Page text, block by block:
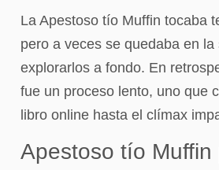
La Apestoso tío Muffin tocaba
pero a veces se quedaba en la
explorarlos a fondo. En
fue un proceso lento, uno que
libro online​ hasta el clímax
Apestoso tío Muffin